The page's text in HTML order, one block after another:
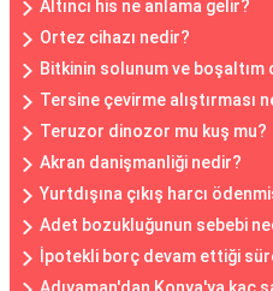
Altıncı his ne anlama gelir?
Ortez cihazı nedir?
Bitkinin solunum ve boşaltım
Tersine çevirme alıştırması
Teruzor dinozor mu kuş mu?
Akran danişmanliği nedir?
Yurtdışına çıkış harcı
Adet bozukluğunun sebebi
İpotekli borç devam ettiği